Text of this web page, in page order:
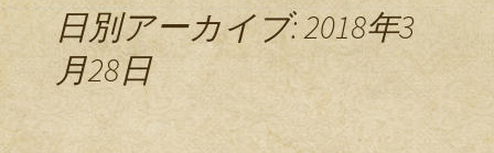
日別アーカイブ: 2018年3
月28日